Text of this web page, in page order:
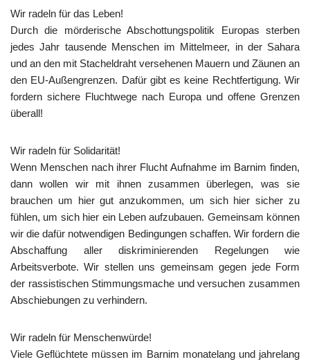
Wir radeln für das Leben!
Durch die mörderische Abschottungspolitik Europas sterben
jedes Jahr tausende Menschen im Mittelmeer, in der Sahara
und an den mit Stacheldraht versehenen Mauern und Zäunen an
den EU-Außengrenzen. Dafür gibt es keine Rechtfertigung. Wir
fordern sichere Fluchtwege nach Europa und offene Grenzen
überall!
Wir radeln für Solidarität!
Wenn Menschen nach ihrer Flucht Aufnahme im Barnim finden,
dann wollen wir mit ihnen zusammen überlegen, was sie
brauchen um hier gut anzukommen, um sich hier sicher zu
fühlen, um sich hier ein Leben aufzubauen. Gemeinsam können
wir die dafür notwendigen Bedingungen schaffen. Wir fordern die
Abschaffung aller diskriminierenden Regelungen wie
Arbeitsverbote. Wir stellen uns gemeinsam gegen jede Form
der rassistischen Stimmungsmache und versuchen zusammen
Abschiebungen zu verhindern.
Wir radeln für Menschenwürde!
Viele Geflüchtete müssen im Barnim monatelang und jahrelang